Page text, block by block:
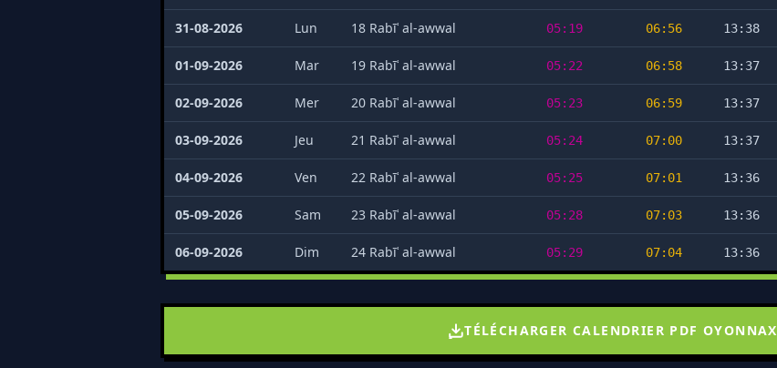
31-08-2026 Lun 18 Rabīʿ al-awwal 05:19 06:56 13:38
01-09-2026 Mar 19 Rabīʿ al-awwal 05:22 06:58 13:37
02-09-2026 Mer 20 Rabīʿ al-awwal 05:23 06:59 13:37
03-09-2026 Jeu 21 Rabīʿ al-awwal 05:24 07:00 13:37
04-09-2026 Ven 22 Rabīʿ al-awwal 05:25 07:01 13:36
05-09-2026 Sam 23 Rabīʿ al-awwal 05:28 07:03 13:36
06-09-2026 Dim 24 Rabīʿ al-awwal 05:29 07:04 13:36
TÉLÉCHARGER CALENDRIER PDF OYONNAX